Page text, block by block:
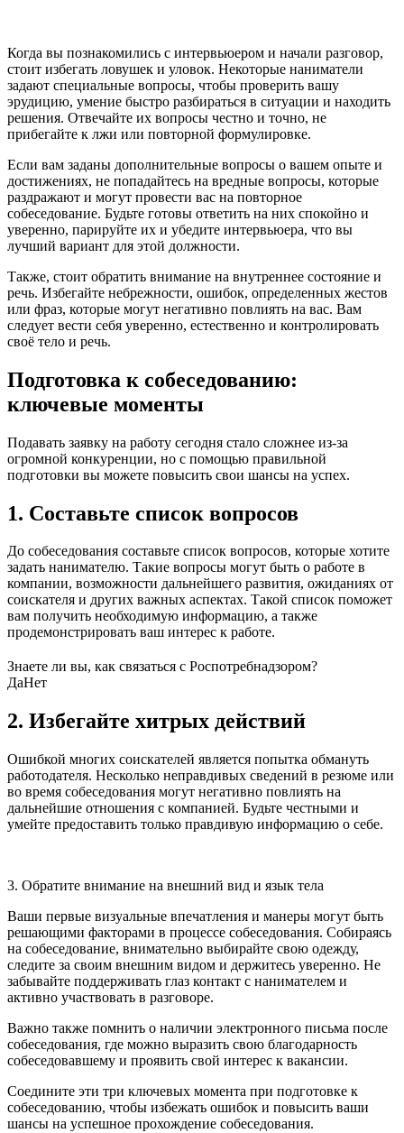
Когда вы познакомились с интервьюером и начали разговор,
стоит избегать ловушек и уловок. Некоторые наниматели
задают специальные вопросы, чтобы проверить вашу
эрудицию, умение быстро разбираться в ситуации и находить
решения. Отвечайте их вопросы честно и точно, не
прибегайте к лжи или повторной формулировке.
Если вам заданы дополнительные вопросы о вашем опыте и
достижениях, не попадайтесь на вредные вопросы, которые
раздражают и могут провести вас на повторное
собеседование. Будьте готовы ответить на них спокойно и
уверенно, парируйте их и убедите интервьюера, что вы
лучший вариант для этой должности.
Также, стоит обратить внимание на внутреннее состояние и
речь. Избегайте небрежности, ошибок, определенных жестов
или фраз, которые могут негативно повлиять на вас. Вам
следует вести себя уверенно, естественно и контролировать
своё тело и речь.
Подготовка к собеседованию:
ключевые моменты
Подавать заявку на работу сегодня стало сложнее из-за
огромной конкуренции, но с помощью правильной
подготовки вы можете повысить свои шансы на успех.
1. Составьте список вопросов
До собеседования составьте список вопросов, которые хотите
задать нанимателю. Такие вопросы могут быть о работе в
компании, возможности дальнейшего развития, ожиданиях от
соискателя и других важных аспектах. Такой список поможет
вам получить необходимую информацию, а также
продемонстрировать ваш интерес к работе.
Знаете ли вы, как связаться с Роспотребнадзором?
ДаНет
2. Избегайте хитрых действий
Ошибкой многих соискателей является попытка обмануть
работодателя. Несколько неправдивых сведений в резюме или
во время собеседования могут негативно повлиять на
дальнейшие отношения с компанией. Будьте честными и
умейте предоставить только правдивую информацию о себе.
3. Обратите внимание на внешний вид и язык тела
Ваши первые визуальные впечатления и манеры могут быть
решающими факторами в процессе собеседования. Собираясь
на собеседование, внимательно выбирайте свою одежду,
следите за своим внешним видом и держитесь уверенно. Не
забывайте поддерживать глаз контакт с нанимателем и
активно участвовать в разговоре.
Важно также помнить о наличии электронного письма после
собеседования, где можно выразить свою благодарность
собеседовавшему и проявить свой интерес к вакансии.
Соедините эти три ключевых момента при подготовке к
собеседованию, чтобы избежать ошибок и повысить ваши
шансы на успешное прохождение собеседования.